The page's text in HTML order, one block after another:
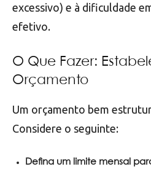
excessivo) e à dificuldade
efetivo.
O Que Fazer:
Orçamento
Um orçamento bem
Considere o seguinte:
Defina um limite mensal